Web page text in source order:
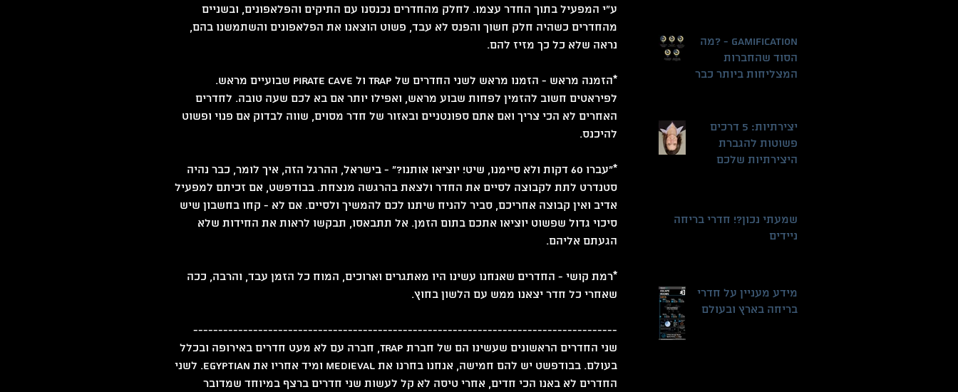
ע״י המפעיל בתוך החדר עצמו. לחלק מהחדרים נכנסנו עם התיקים והפלאפונים, ובשניים
מהחדרים כשהיה חלק חשוך והפנס לא עבד, פשוט הוצאנו את הפלאפונים והשתמשנו בהם,
נראה שלא כל כך מזיז להם.
*הזמנה מראש - הזמנו מראש לשני החדרים של Trap ול Pirate Cave שבועיים מראש.
לפיראטים חשוב להזמין לפחות שבוע מראש, ואפילו יותר אם בא לכם שעה טובה. לחדרים
האחרים לא הכי צריך ואם אתם ספונטניים ובאזור של חדר מסוים, שווה לבדוק אם פנוי ופשוט
להיכנס.
*״עברו 60 דקות ולא סיימנו, שיט! יוציאו אותנו?״ - בישראל, ההרגל הזה, איך לומר, כבר נהיה
סטנדרט לתת לקבוצה לסיים את החדר ולצאת בהרגשה מנצחת. בבודפשט, אם זכיתם למפעיל
אדיב ואין קבוצה אחריכם, סביר להניח שיתנו לכם להמשיך ולסיים. אם לא - קחו בחשבון שיש
סיכוי גדול שפשוט יוציאו אתכם בתום הזמן. אל תתבאסו, תבקשו לראות את החידות שלא
הגעתם אליהם.
*רמת קושי - החדרים שאנחנו עשינו היו מאתגרים וארוכים, המוח כל הזמן עבד, והרבה, ככה
שאחרי כל חדר יצאנו ממש עם הלשון בחוץ.
-------------------------------------------------------------------------------------
שני החדרים הראשונים שעשינו הם של חברת Trap, חברה עם לא מעט חדרים באירופה ובכלל
בעולם. בבודפשט יש להם חמישה, אנחנו בחרנו את Medieval ומיד אחריו את Egyptian. לשני
החדרים לא באנו הכי חדים, אחרי טיסה לא קל לעשות שני חדרים ברצף במיוחד שמדובר
GAMIFICATION - ?מה
הסוד שהחברות
המצליחות ביותר כבר
יצירתיות: 5 דרכים
פשוטות להגברת
היצירתיות שלכם
שמעתי נכון?! חדרי בריחה
ניידים
מידע מעניין על חדרי
בריחה בארץ ובעולם